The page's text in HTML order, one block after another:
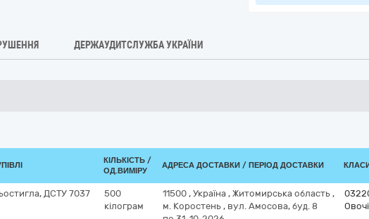
ДЕРЖАУДИТСЛУЖБА УКРАЇНИ
КІЛЬКІСТЬ /
ОД.ВИМІРУ
АДРЕСА ДОСТАВКИ / ПЕРІОД ДОСТАВКИ
ДСТУ 7037
500
кілограм
11500 , Україна , Житомирська область ,
м. Коростень , вул. Амосова, буд. 8